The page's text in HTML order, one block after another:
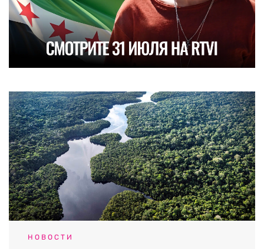
НОВОСТИ